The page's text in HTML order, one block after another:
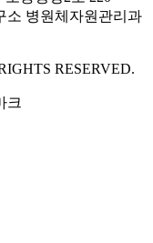
소 병원체자원관리과
RESERVED.